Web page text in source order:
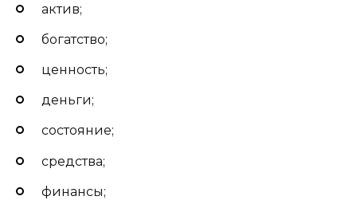
актив;
богатство;
ценность;
деньги;
состояние;
средства;
финансы;